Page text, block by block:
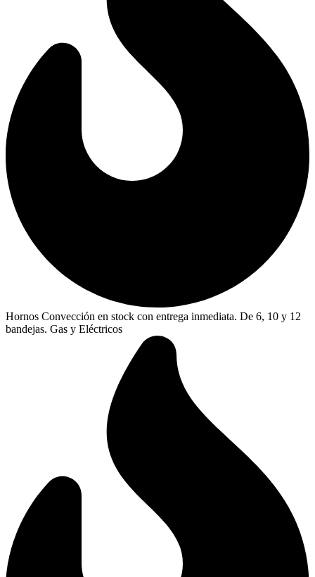
Hornos Convección en stock con entrega inmediata. De 6, 10 y 12
bandejas. Gas y Eléctricos